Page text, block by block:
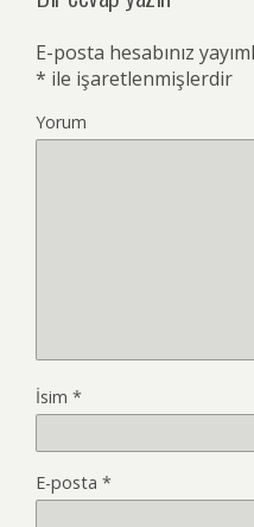
E-posta hesabınız
* ile işaretlenmişlerdir
Yorum
İsim *
E-posta *